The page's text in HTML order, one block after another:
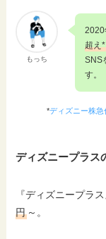
もっち
2020
超え*
SNS
す。
*ディズニー株急
ディズニープラス
『ディズニープラ
円 ～。